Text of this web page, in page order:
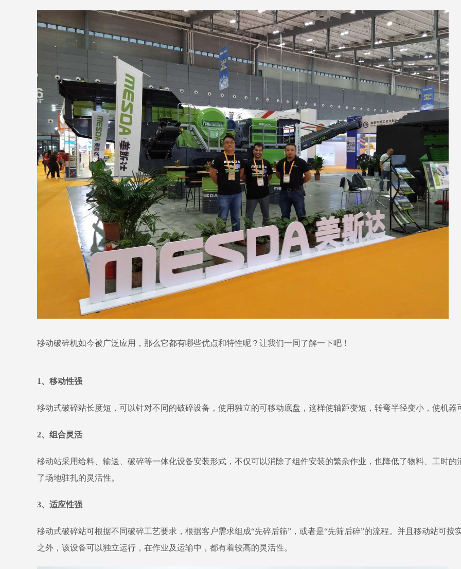
移动破碎机如今被广泛应用，那么它都有哪些优点和特性呢？让我们一同了解一下吧！
1、移动性强
移动式破碎站长度短，可以针对不同的破碎设备，使用独立的可移动底盘，这样使轴距变短，转弯半径变小，使机器
2、组合灵活
移动站采用给料、输送、破碎等一体化设备安装形式，不仅可以消除了组件安装的繁杂作业，也降低了物料、工时
了场地驻扎的灵活性。
3、适应性强
移动式破碎站可根据不同破碎工艺要求，根据客户需求组成“先碎后筛”，或者是“先筛后碎”的流程。并且移动站可
之外，该设备可以独立运行，在作业及运输中，都有着较高的灵活性。